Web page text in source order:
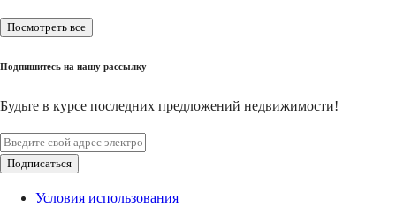
Посмотреть все
Подпишитесь на нашу рассылку
Будьте в курсе последних предложений недвижимости!
Подписаться
Условия использования